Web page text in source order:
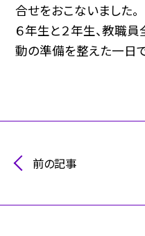
合せをおこないました。
６年生と２年生、教職
動の準備を整えた一日で
前の記事